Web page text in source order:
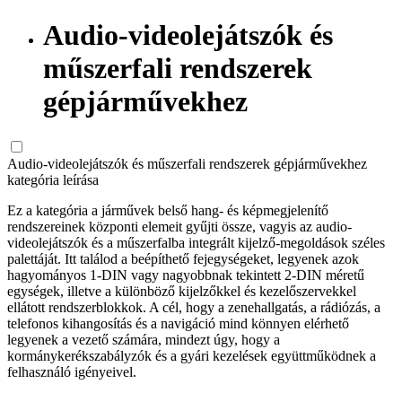
Audio-videolejátszók és
műszerfali rendszerek
gépjárművekhez
Audio-videolejátszók és műszerfali rendszerek gépjárművekhez
kategória leírása
Ez a kategória a járművek belső hang- és képmegjelenítő
rendszereinek központi elemeit gyűjti össze, vagyis az audio-
videolejátszók és a műszerfalba integrált kijelző-megoldások széles
palettáját. Itt találod a beépíthető fejegységeket, legyenek azok
hagyományos 1‑DIN vagy nagyobbnak tekintett 2‑DIN méretű
egységek, illetve a különböző kijelzőkkel és kezelőszervekkel
ellátott rendszerblokkok. A cél, hogy a zenehallgatás, a rádiózás, a
telefonos kihangosítás és a navigáció mind könnyen elérhető
legyenek a vezető számára, mindezt úgy, hogy a
kormánykerékszabályzók és a gyári kezelések együttműködnek a
felhasználó igényeivel.